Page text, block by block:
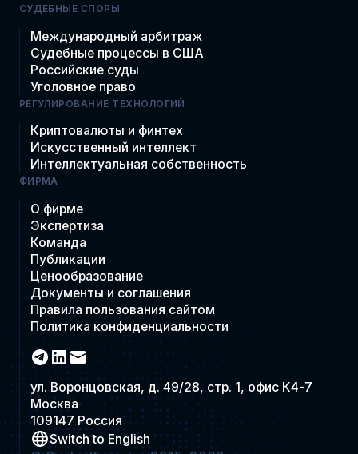
СУДЕБНЫЕ СПОРЫ
Международный арбитраж
Судебные процессы в США
Российские суды
Уголовное право
РЕГУЛИРОВАНИЕ ТЕХНОЛОГИЙ
Криптовалюты и финтех
Искусственный интеллект
Интеллектуальная собственность
ФИРМА
О фирме
Экспертиза
Команда
Публикации
Ценообразование
Документы и соглашения
Правила пользования сайтом
Политика конфиденциальности
ул. Воронцовская, д. 49/28, стр. 1, офис К4-7
Москва
109147 Россия
Switch to English